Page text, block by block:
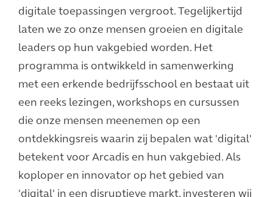
digitale toepassingen vergroot. Tegelijkertijd
laten we zo onze mensen groeien en digitale
leaders op hun vakgebied worden. Het
programma is ontwikkeld in samenwerking
met een erkende bedrijfsschool en bestaat uit
een reeks lezingen, workshops en cursussen
die onze mensen meenemen op een
ontdekkingsreis waarin zij bepalen wat 'digital'
betekent voor Arcadis en hun vakgebied. Als
koploper en innovator op het gebied van
'digital' in een disruptieve markt, investeren wij